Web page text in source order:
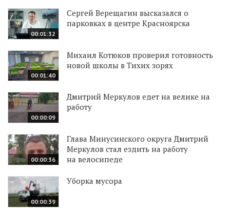
00:01:32
Сергей Верещагин высказался о
парковках в центре Красноярска
00:01:40
Михаил Котюков проверил готовность
новой школы в Тихих зорях
00:00:09
Дмитрий Меркулов едет на велике на
работу
00:00:36
Глава Минусинского округа Дмитрий
Меркулов стал ездить на работу
на велосипеде
00:00:39
Уборка мусора